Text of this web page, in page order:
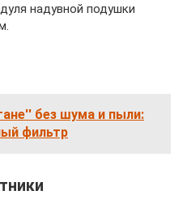
надувной подушки
без шума и пыли:
фильтр